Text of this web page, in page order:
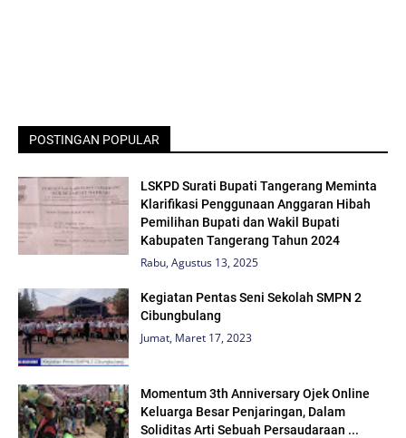
POSTINGAN POPULAR
LSKPD Surati Bupati Tangerang Meminta
Klarifikasi Penggunaan Anggaran Hibah
Pemilihan Bupati dan Wakil Bupati
Kabupaten Tangerang Tahun 2024
Rabu, Agustus 13, 2025
Kegiatan Pentas Seni Sekolah SMPN 2
Cibungbulang
Jumat, Maret 17, 2023
Momentum 3th Anniversary Ojek Online
Keluarga Besar Penjaringan, Dalam
Soliditas Arti Sebuah Persaudaraan ...